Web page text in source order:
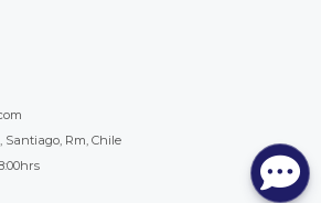
Santiago, Rm, Chile